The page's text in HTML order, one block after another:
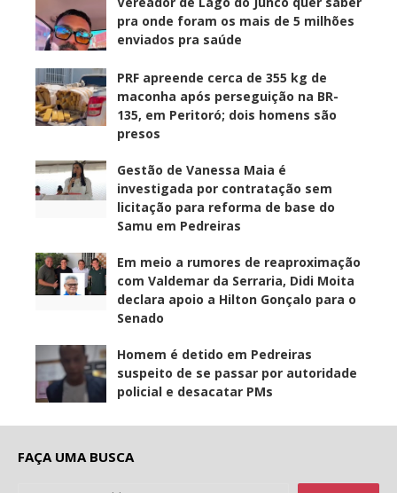
pra onde foram os mais de 5 milhões
enviados pra saúde
PRF apreende cerca de 355 kg de
maconha após perseguição na BR-
135, em Peritoró; dois homens são
presos
Gestão de Vanessa Maia é
investigada por contratação sem
licitação para reforma de base do
Samu em Pedreiras
Em meio a rumores de reaproximação
com Valdemar da Serraria, Didi Moita
declara apoio a Hilton Gonçalo para o
Senado
Homem é detido em Pedreiras
suspeito de se passar por autoridade
policial e desacatar PMs
FAÇA UMA BUSCA